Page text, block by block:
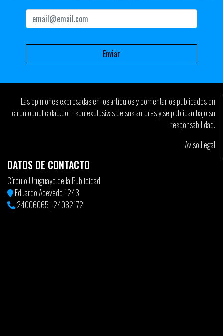
Las opiniones expresadas en los artículos y comentarios publicados en
circulopublicidad.com son exclusivas de sus autores y se publican bajo su
responsabilidad.
Aviso Legal
DATOS DE CONTACTO
Círculo Uruguayo de la Publicidad
Eduardo Acevedo 1243
24006065 | 24082172